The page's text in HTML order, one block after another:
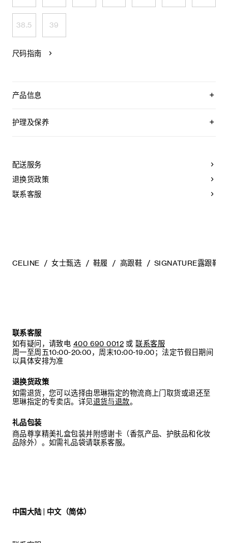
38.5 39
尺码指南
产品信息
100%羊皮革衬里
可调节搭扣
皮革内底
皮革外底
意大利制造
编号：366415268D.GKA6
护理及保养
泽。为了让您的鞋履历久弥新，我们建议您遵循以下保养方
法：
- 避免接触水、油、香水和化妆品。如果鞋子不慎沾湿，请使用
浅色软布将液体擦干。
擦拭皮革，微湿时可擦拭织物面料。
配送服务
退换货政策
联系客服
CELINE 女士甄选 鞋履 高跟鞋 SIGNATURE露跟鞋
联系客服
如有疑问，请致电 400 690 0012 或 联系客服
周一至周五10:00-20:00，周末10:00-19:00；法定节假日期间
以具体安排为准
退换货政策
如需退货，您可以选择由思琳指定的物流商上门取货或退还至
思琳指定的专卖店。详见退货与退款。
礼品包装
商品尊享精美礼盒包装并附感谢卡（香氛产品、护肤品和化妆
品除外）。如需礼品袋请联系客服。
中国大陆 | 中文（简体）